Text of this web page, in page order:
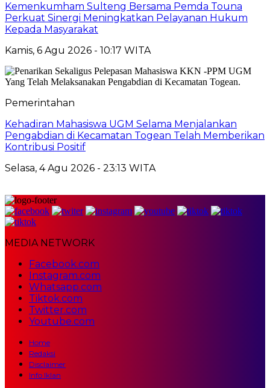
Kemenkumham Sulteng Bersama Pemda Touna
Perkuat Sinergi Meningkatkan Pelayanan Hukum
Kepada Masyarakat
Kamis, 6 Agu 2026 - 10:17 WITA
Pemerintahan
Kehadiran Mahasiswa UGM Selama Menjalankan
Pengabdian di Kecamatan Togean Telah Memberikan
Kontribusi Positif
Selasa, 4 Agu 2026 - 23:13 WITA
MEDIA NETWORK
Facebook.com
Instagram.com
Whatsapp.com
Tiktok.com
Twitter.com
Youtube.com
Home
Redaksi
Disclaimer
Info Iklan